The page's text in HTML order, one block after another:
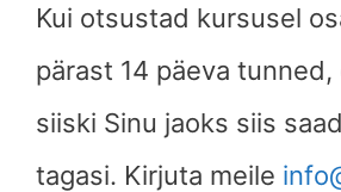
Kui otsustad kursusel
pärast 14 päeva
siiski Sinu jaoks siis
tagasi. Kirjuta meile